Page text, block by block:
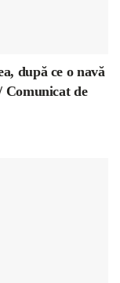
după ce o navă
Comunicat de